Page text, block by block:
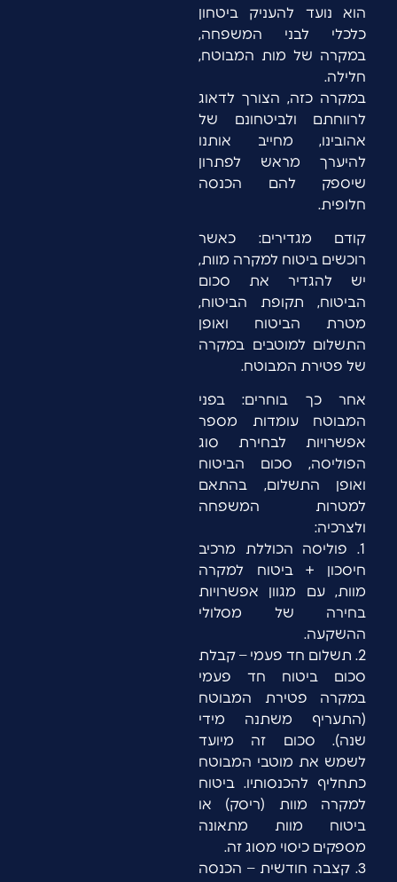
הוא נועד להעניק ביטחון
כלכלי לבני המשפחה,
במקרה של מות המבוטח,
חלילה.
במקרה כזה, הצורך לדאוג
לרווחתם ולביטחונם של
אהובינו, מחייב אותנו
להיערך מראש לפתרון
שיספק להם הכנסה
חלופית.
קודם מגדירים: כאשר
רוכשים ביטוח למקרה מוות,
יש להגדיר את סכום
הביטוח, תקופת הביטוח,
מטרת הביטוח ואופן
התשלום למוטבים במקרה
של פטירת המבוטח.
אחר כך בוחרים: בפני
המבוטח עומדות מספר
אפשרויות לבחירת סוג
הפוליסה, סכום הביטוח
ואופן התשלום, בהתאם
למטרות המשפחה
ולצרכיה:
1. פוליסה הכוללת מרכיב
חיסכון + ביטוח למקרה
מוות, עם מגוון אפשרויות
בחירה של מסלולי
ההשקעה.
2. תשלום חד פעמי – קבלת
סכום ביטוח חד פעמי
במקרה פטירת המבוטח
(התעריף משתנה מידי
שנה). סכום זה מיועד
לשמש את מוטבי המבוטח
כתחליף להכנסותיו. ביטוח
למקרה מוות (ריסק) או
ביטוח מוות מתאונה
מספקים כיסוי מסוג זה.
3. קצבה חודשית – הכנסה